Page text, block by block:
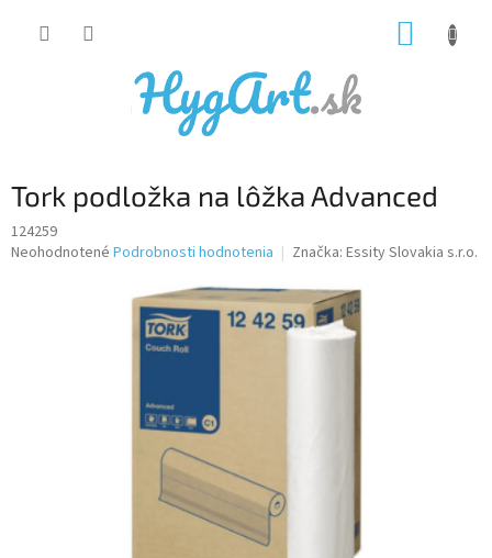
Tork podložka na lôžka Advanced
124259
Priemerné
Neohodnotené Podrobnosti hodnotenia Značka: Essity Slovakia s.r.o.